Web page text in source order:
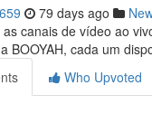
79 days ago
canais de vídeo ao
BOOYAH, cada um
Who Upvoted